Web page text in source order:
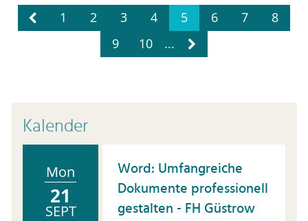
1
2 3 4 5 6 7
8
9
10 ...
Kalender
Mon
21
SEPT
Word: Umfangreiche
Dokumente professionell
gestalten - FH Güstrow